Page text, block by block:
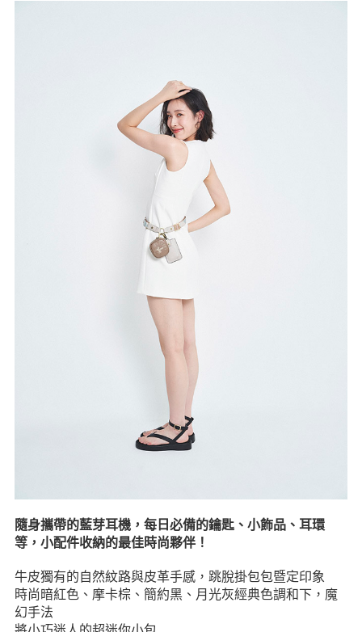
隨身攜帶的藍芽耳機，每日必備的鑰匙、小飾品、耳環
等，小配件收納的最佳時尚夥伴！
牛皮獨有的自然紋路與皮革手感，跳脫掛包包暨定印象
時尚暗紅色、摩卡棕、簡約黑、月光灰經典色調和下，魔
幻手法